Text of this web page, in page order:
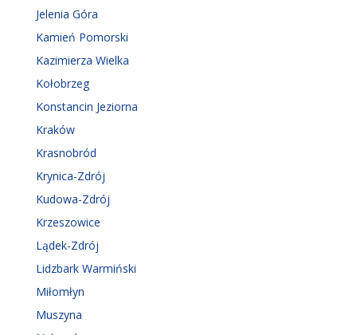
Jelenia Góra
Kamień Pomorski
Kazimierza Wielka
Kołobrzeg
Konstancin Jeziorna
Kraków
Krasnobród
Krynica-Zdrój
Kudowa-Zdrój
Krzeszowice
Lądek-Zdrój
Lidzbark Warmiński
Miłomłyn
Muszyna